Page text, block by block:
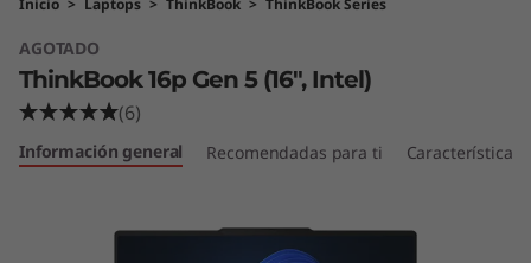
B
o
o
k
Inicio > Laptops > ThinkBook > ThinkBook Series
AGOTADO
ThinkBook 16p Gen 5 (16″, Intel)
(6)
Información general Recomendadas para ti Características